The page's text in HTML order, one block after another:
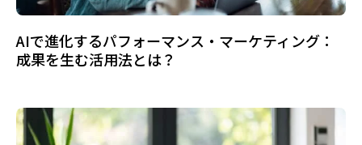
AIで進化するパフォーマンス・マーケティング：
成果を生む活用法とは？